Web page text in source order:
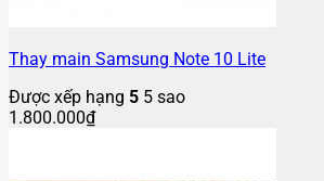
Thay main Samsung Note 10 Lite
Được xếp hạng 5 5 sao
1.800.000₫